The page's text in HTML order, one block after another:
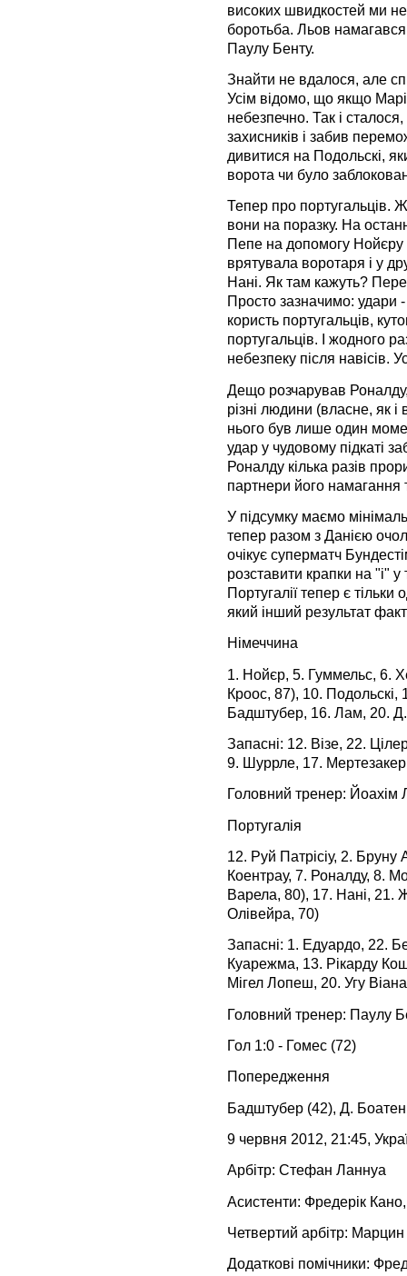
високих швидкостей ми
боротьба. Льов намагався
Паулу Бенту.
Знайти не вдалося, але
Усім відомо, що якщо
небезпечно. Так і
захисників і забив
дивитися на Подольскі,
ворота чи було
Тепер про португальців.
вони на поразку. На
Пепе на допомогу
врятувала воротаря і у
Нані. Як там кажуть?
Просто зазначимо: удари -
користь португальців,
португальців. І жодного
небезпеку після навісів.
Дещо розчарував Роналду,
різні людини (власне, як
нього був лише один
удар у чудовому підкаті
Роналду кілька разів
партнери його
У підсумку маємо
тепер разом з Данією
очікує суперматч
розставити крапки на "і"
Португалії тепер є
який інший результат
Німеччина
1. Нойєр, 5. Гуммельс, 6.
Кроос, 87), 10.
Бадштубер, 16. Лам, 20. Д.
Запасні: 12. Візе, 22.
9. Шуррле, 17.
Головний тренер: Йоахім
Португалія
12. Руй Патрісіу, 2.
Коентрау, 7. Роналду, 8.
Варела, 80), 17. Нані, 21.
Олівейра, 70)
Запасні: 1. Едуардо, 22.
Куарежма, 13. Рікарду
Мігел Лопеш, 20. Угу Віана
Головний тренер: Паулу
Гол 1:0 - Гомес (72)
Попередження
Бадштубер (42), Д.
9 червня 2012, 21:45,
Арбітр: Стефан Ланнуа
Асистенти: Фредерік
Четвертий арбітр:
Додаткові помічники: